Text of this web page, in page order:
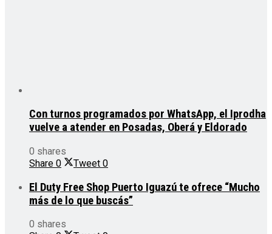
Con turnos programados por WhatsApp, el Iprodha
vuelve a atender en Posadas, Oberá y Eldorado
0 shares
Share 0 Tweet 0
El Duty Free Shop Puerto Iguazú te ofrece “Mucho
más de lo que buscás”
0 shares